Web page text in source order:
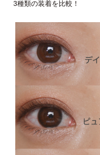
3種類の装着を比較！